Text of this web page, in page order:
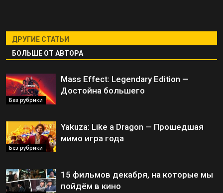
ДРУГИЕ СТАТЬИ
БОЛЬШЕ ОТ АВТОРА
Без рубрики
Mass Effect: Legendary Edition —
Достойна большего
Без рубрики
Yakuza: Like a Dragon — Прошедшая
мимо игра года
15 фильмов декабря, на которые мы
пойдём в кино